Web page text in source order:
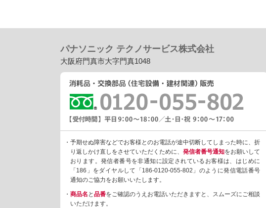
パナソニック テクノサービス株式会社
大阪府門真市大字門真1048
・予期せぬ障害などでお客様とのお電話が途中切断してしまった時に、折
り返しかけ直しをさせていただくために、 発信者番号通知をお願いして
おります。発信者番号を非通知に設定されているお客様は、はじめに
「186」をダイヤルして「186-0120-055-802」のように発信電話番号
通知のご協力をお願いいたします。
・ 商品名 と 品番をご確認のうえお電話いただきますと、スムーズにご相談
いただけます。